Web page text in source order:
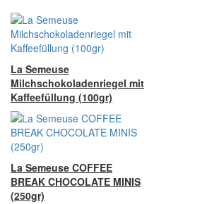
La Semeuse
Milchschokoladenriegel mit
Kaffeefüllung (100gr)
La Semeuse COFFEE
BREAK CHOCOLATE MINIS
(250gr)